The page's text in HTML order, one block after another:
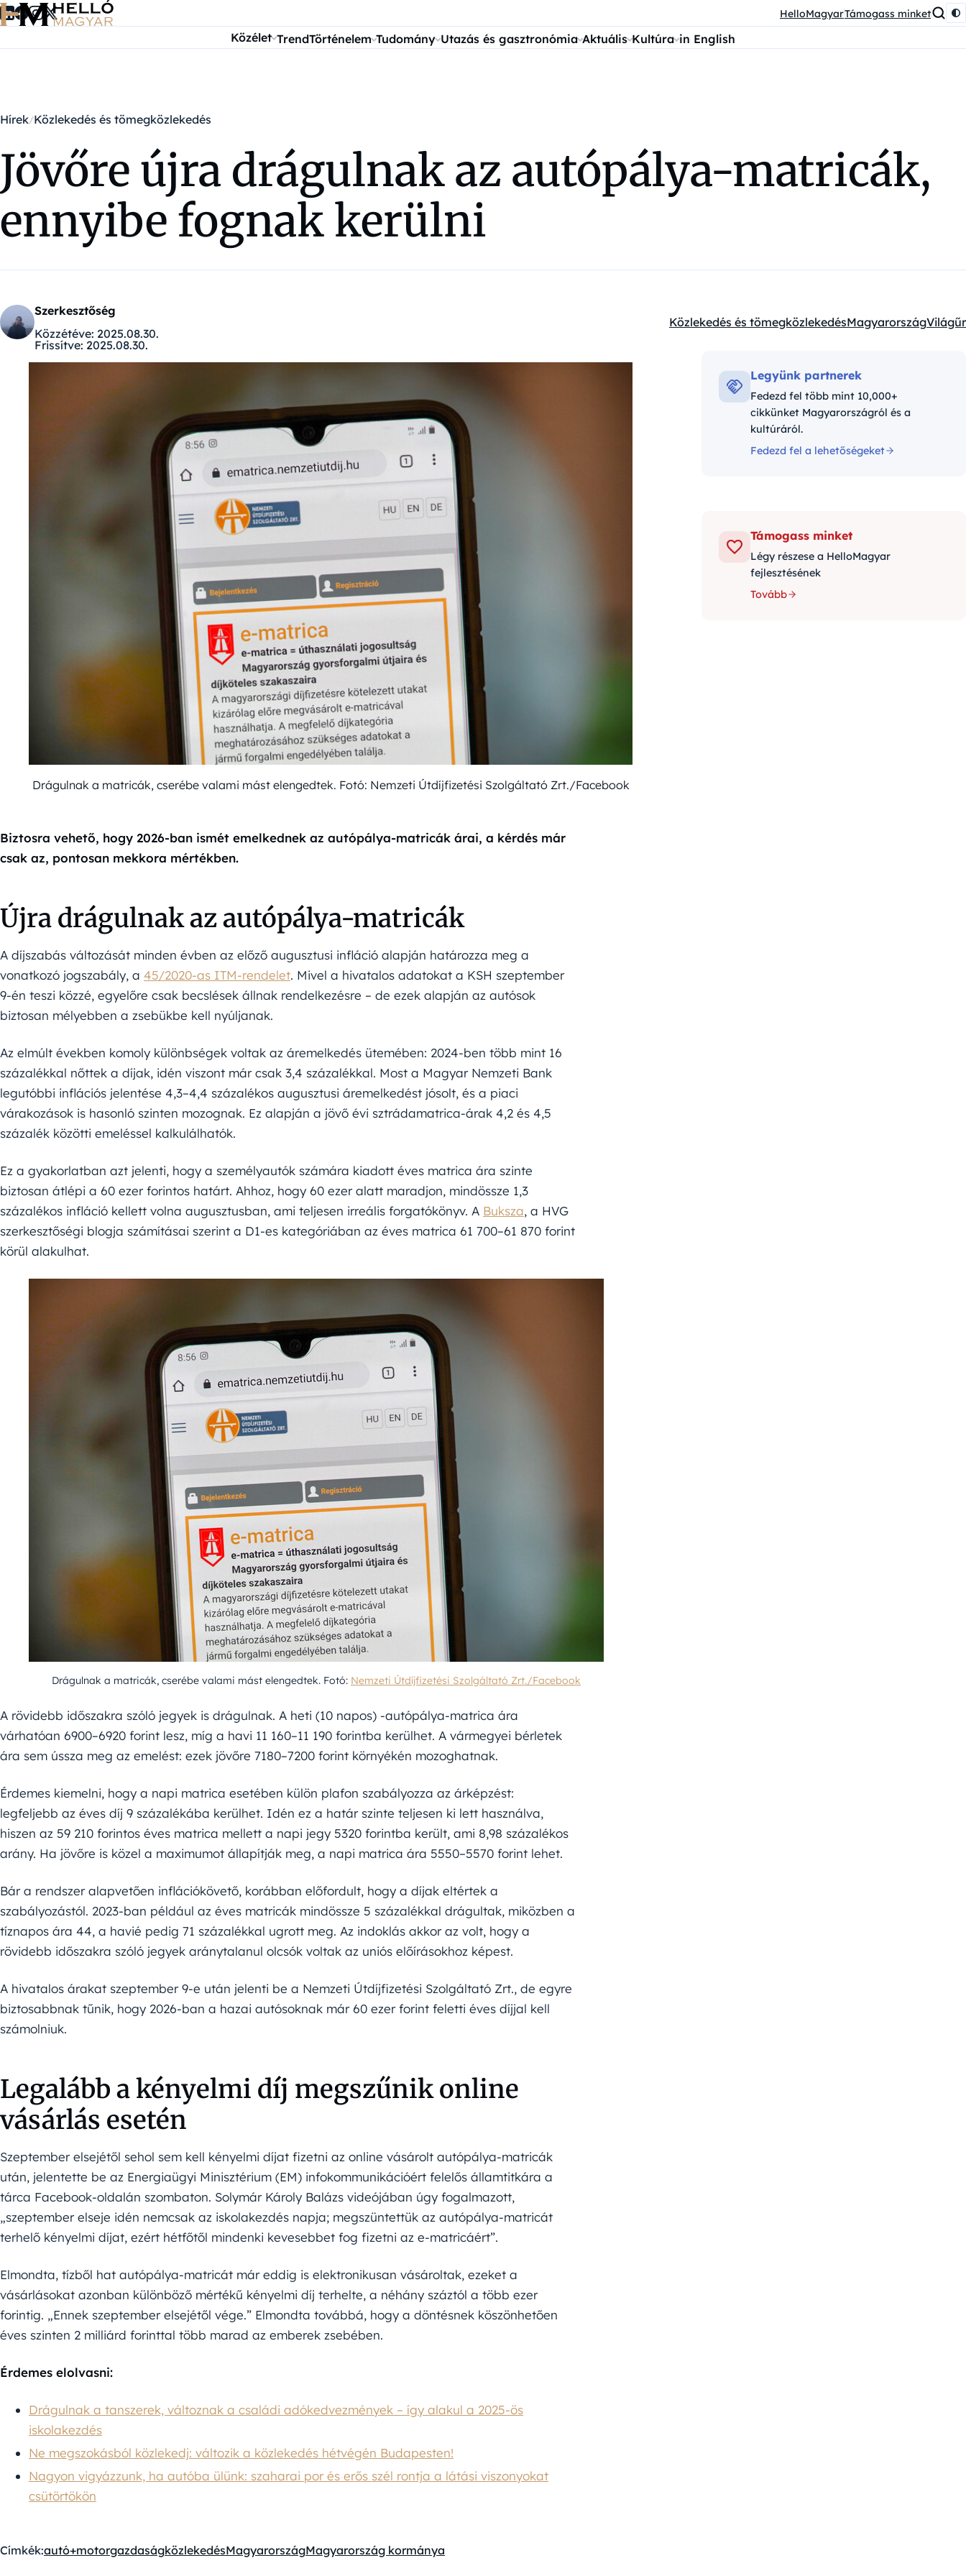
Ugrás a tartalomra HelloMagyarTámogass minket
Közélet TrendTörténelem Tudomány Utazás és gasztronómia Aktuális Kultúra in English
Hírek Közlekedés és tömegközlekedés
Jövőre újra drágulnak az autópálya-matricák,
ennyibe fognak kerülni
Szerkesztőség
Közzétéve: 2025.08.30.
Frissítve: 2025.08.30.
Kategóriák:
Közlekedés és tömegközlekedésMagyarországVilágűr
Drágulnak a matricák, cserébe valami mást elengedtek. Fotó: Nemzeti Útdíjfizetési Szolgáltató Zrt./Facebook
Biztosra vehető, hogy 2026-ban ismét emelkednek az autópálya-matricák árai, a kérdés már
csak az, pontosan mekkora mértékben.
Újra drágulnak az autópálya-matricák
A díjszabás változását minden évben az előző augusztusi infláció alapján határozza meg a
vonatkozó jogszabály, a 45/2020-as ITM-rendelet. Mivel a hivatalos adatokat a KSH szeptember
9-én teszi közzé, egyelőre csak becslések állnak rendelkezésre – de ezek alapján az autósok
biztosan mélyebben a zsebükbe kell nyúljanak.
Az elmúlt években komoly különbségek voltak az áremelkedés ütemében: 2024-ben több mint 16
százalékkal nőttek a díjak, idén viszont már csak 3,4 százalékkal. Most a Magyar Nemzeti Bank
legutóbbi inflációs jelentése 4,3–4,4 százalékos augusztusi áremelkedést jósolt, és a piaci
várakozások is hasonló szinten mozognak. Ez alapján a jövő évi sztrádamatrica-árak 4,2 és 4,5
százalék közötti emeléssel kalkulálhatók.
Ez a gyakorlatban azt jelenti, hogy a személyautók számára kiadott éves matrica ára szinte
biztosan átlépi a 60 ezer forintos határt. Ahhoz, hogy 60 ezer alatt maradjon, mindössze 1,3
százalékos infláció kellett volna augusztusban, ami teljesen irreális forgatókönyv. A Buksza, a HVG
szerkesztőségi blogja számításai szerint a D1-es kategóriában az éves matrica 61 700–61 870 forint
körül alakulhat.
Drágulnak a matricák, cserébe valami mást elengedtek. Fotó: Nemzeti Útdíjfizetési Szolgáltató Zrt./Facebook
A rövidebb időszakra szóló jegyek is drágulnak. A heti (10 napos) -autópálya-matrica ára
várhatóan 6900–6920 forint lesz, míg a havi 11 160–11 190 forintba kerülhet. A vármegyei bérletek
ára sem ússza meg az emelést: ezek jövőre 7180–7200 forint környékén mozoghatnak.
Érdemes kiemelni, hogy a napi matrica esetében külön plafon szabályozza az árképzést:
legfeljebb az éves díj 9 százalékába kerülhet. Idén ez a határ szinte teljesen ki lett használva,
hiszen az 59 210 forintos éves matrica mellett a napi jegy 5320 forintba került, ami 8,98 százalékos
arány. Ha jövőre is közel a maximumot állapítják meg, a napi matrica ára 5550–5570 forint lehet.
Bár a rendszer alapvetően inflációkövető, korábban előfordult, hogy a díjak eltértek a
szabályozástól. 2023-ban például az éves matricák mindössze 5 százalékkal drágultak, miközben a
tíznapos ára 44, a havié pedig 71 százalékkal ugrott meg. Az indoklás akkor az volt, hogy a
rövidebb időszakra szóló jegyek aránytalanul olcsók voltak az uniós előírásokhoz képest.
A hivatalos árakat szeptember 9-e után jelenti be a Nemzeti Útdíjfizetési Szolgáltató Zrt., de egyre
biztosabbnak tűnik, hogy 2026-ban a hazai autósoknak már 60 ezer forint feletti éves díjjal kell
számolniuk.
Legalább a kényelmi díj megszűnik online
vásárlás esetén
Szeptember elsejétől sehol sem kell kényelmi díjat fizetni az online vásárolt autópálya-matricák
után, jelentette be az Energiaügyi Minisztérium (EM) infokommunikációért felelős államtitkára a
tárca Facebook-oldalán szombaton. Solymár Károly Balázs videójában úgy fogalmazott,
„szeptember elseje idén nemcsak az iskolakezdés napja; megszüntettük az autópálya-matricát
terhelő kényelmi díjat, ezért hétfőtől mindenki kevesebbet fog fizetni az e-matricáért”.
Elmondta, tízből hat autópálya-matricát már eddig is elektronikusan vásároltak, ezeket a
vásárlásokat azonban különböző mértékű kényelmi díj terhelte, a néhány száztól a több ezer
forintig. „Ennek szeptember elsejétől vége.” Elmondta továbbá, hogy a döntésnek köszönhetően
éves szinten 2 milliárd forinttal több marad az emberek zsebében.
Érdemes elolvasni:
Drágulnak a tanszerek, változnak a családi adókedvezmények – így alakul a 2025-ös
iskolakezdés
Ne megszokásból közlekedj: változik a közlekedés hétvégén Budapesten!
Nagyon vigyázzunk, ha autóba ülünk: szaharai por és erős szél rontja a látási viszonyokat
csütörtökön
Címkék:autó+motorgazdaságközlekedésMagyarországMagyarország kormánya
Legyünk partnerek
Fedezd fel több mint 10,000+
cikkünket Magyarországról és a
kultúráról.
Fedezd fel a lehetőségeket
Támogass minket
Légy részese a HelloMagyar
fejlesztésének
Tovább